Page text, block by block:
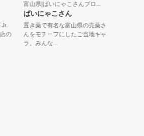
富山県|ばいにゃこさんプロ...
ばいにゃこさん
置き薬で有名な富山県の売薬さ
んをモチーフにしたご当地キャ
ラ。みんな...